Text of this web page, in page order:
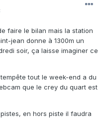
faire le bilan mais la station
jean donne à 1300m un
soir, ça laisse imaginer ce
tout le week-end a du
que le crey du quart est
en hors piste il faudra